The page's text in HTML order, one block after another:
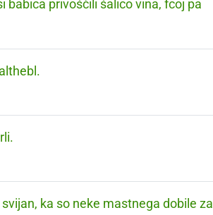
babica privoščili šalico vina, fcoj pa
ka so neke mastnega dobile za